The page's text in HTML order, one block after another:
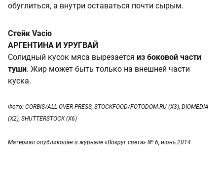
обуглиться, а внутри оставаться почти сырым.
Стейк Vacio
АРГЕНТИНА И УРУГВАЙ
Солидный кусок мяса вырезается из боковой части
туши. Жир может быть только на внешней части
куска.
Фото: CORBIS/ALL OVER PRESS, STOCKFOOD/FOTODOM.RU (X3), DIOMEDIA
(X2), SHUTTERSTOCK (X6)
Материал опубликован в журнале «Вокруг света» № 6, июнь 2014